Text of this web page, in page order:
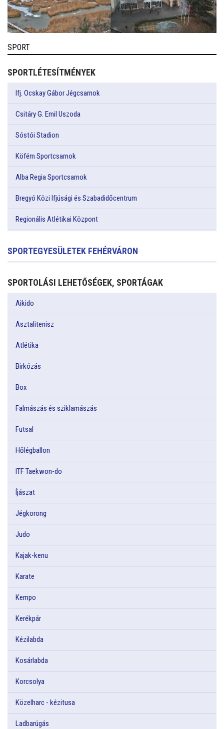
SPORT
SPORTLÉTESÍTMÉNYEK
Ifj. Ocskay Gábor Jégcsarnok
Csitáry G. Emil Uszoda
Sóstói Stadion
Köfém Sportcsarnok
Alba Regia Sportcsarnok
Bregyó Közi Ifjúsági és Szabadidőcentrum
Regionális Atlétikai Központ
SPORTEGYESÜLETEK FEHÉRVÁRON
SPORTOLÁSI LEHETŐSÉGEK, SPORTÁGAK
Aikido
Asztalitenisz
Atlétika
Birkózás
Box
Falmászás és sziklamászás
Futsal
Hőlégballon
ITF Taekwon-do
Íjászat
Jégkorong
Judo
Kajak-kenu
Karate
Kempo
Kerékpár
Kézilabda
Kosárlabda
Korcsolya
Közelharc - kézitusa
Ladbarúgás